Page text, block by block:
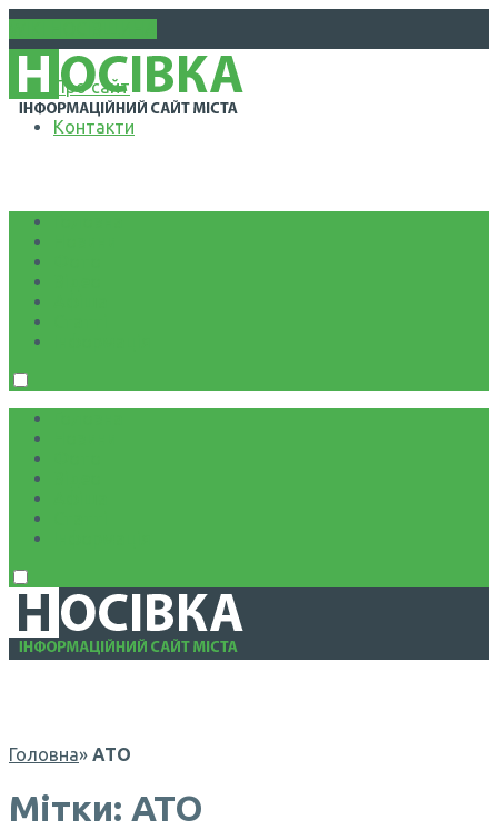
Про сайт
Контакти
Головна» АТО
Мітки: АТО